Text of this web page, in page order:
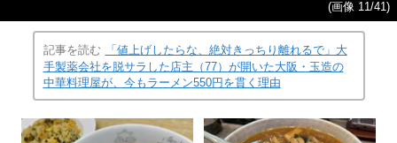
(画像 11/41)
記事を読む
「値上げしたらな、絶対きっちり離れるで」大
手製薬会社を脱サラした店主（77）が開いた大阪・玉造の
中華料理屋が、今もラーメン550円を貫く理由